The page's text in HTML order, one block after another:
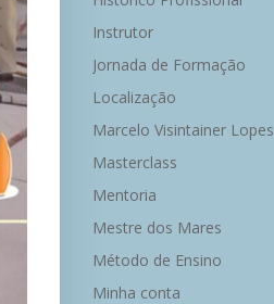
Instrutor
Jornada de Formação
Localização
Marcelo Visintainer Lopes
Masterclass
Mentoria
Mestre dos Mares
Método de Ensino
Minha conta